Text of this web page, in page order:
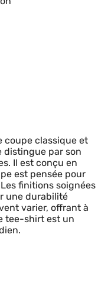
coupe classique et
distingue par son
Il est conçu en
est pensée pour
finitions soignées
une durabilité
varier, offrant à
tee-shirt est un